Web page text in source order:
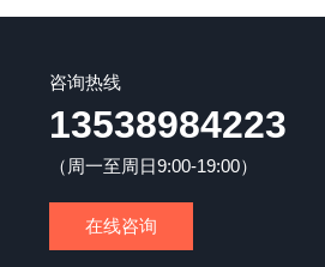
咨询热线
13538984223
（周一至周日9:00-19:00）
在线咨询